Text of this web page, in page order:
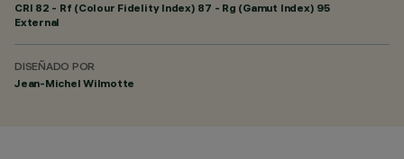
CRI 82 - Rf (Colour Fidelity Index) 87 - Rg (Gamut Index) 95
External
DISEÑADO POR
Jean-Michel Wilmotte